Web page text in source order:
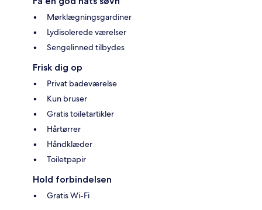
Mørklægningsgardiner
Lydisolerede værelser
Sengelinned tilbydes
Frisk dig op
Privat badeværelse
Kun bruser
Gratis toiletartikler
Hårtørrer
Håndklæder
Toiletpapir
Hold forbindelsen
Gratis Wi-Fi